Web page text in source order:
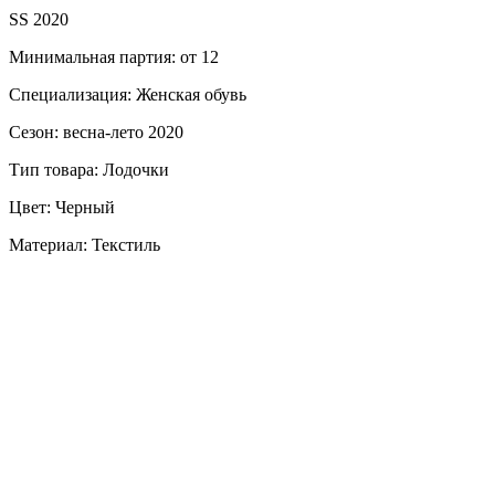
SS 2020
Минимальная партия: от 12
Специализация: Женская обувь
Сезон: весна-лето 2020
Тип товара: Лодочки
Цвет: Черный
Материал: Текстиль